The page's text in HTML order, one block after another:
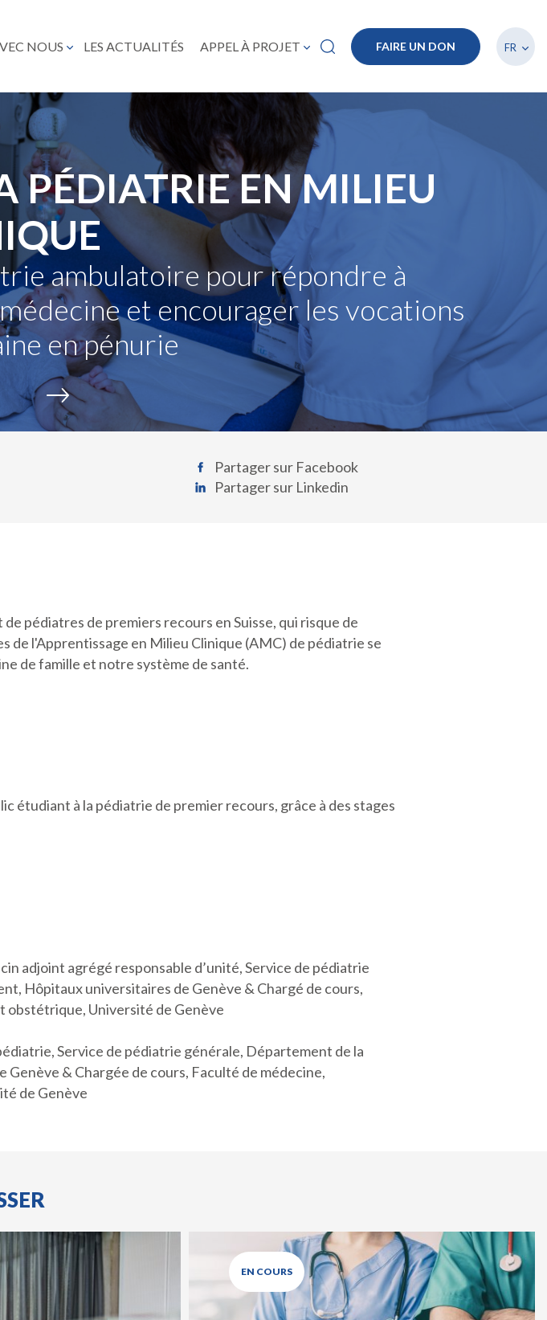
NOUS LES ACTUALITÉS APPEL À PROJET FAIRE UN DON FR
Lister
PÉDIATRIE EN MILIEU
ambulatoire pour répondre à
et encourager les vocations
en pénurie
Partager sur Facebook
Partager sur Linkedin
pédiatres de premiers recours en Suisse, qui risque de
de l'Apprentissage en Milieu Clinique (AMC) de pédiatrie se
de famille et notre système de santé.
étudiant à la pédiatrie de premier recours, grâce à des stages
adjoint agrégé responsable d’unité, Service de pédiatrie
Hôpitaux universitaires de Genève & Chargé de cours,
obstétrique, Université de Genève
Service de pédiatrie générale, Département de la
& Chargée de cours, Faculté de médecine,
de Genève
EN COURS